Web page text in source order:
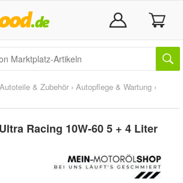
Autoteile & Zubehör › Autopflege & Wartung ›
Racing 10W-60 5 + 4 Liter